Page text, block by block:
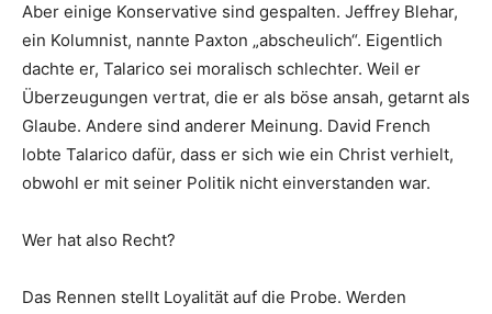
Aber einige Konservative sind gespalten. Jeffrey Blehar,
ein Kolumnist, nannte Paxton „abscheulich“. Eigentlich
dachte er, Talarico sei moralisch schlechter. Weil er
Überzeugungen vertrat, die er als böse ansah, getarnt als
Glaube. Andere sind anderer Meinung. David French
lobte Talarico dafür, dass er sich wie ein Christ verhielt,
obwohl er mit seiner Politik nicht einverstanden war.
Wer hat also Recht?
Das Rennen stellt Loyalität auf die Probe. Werden